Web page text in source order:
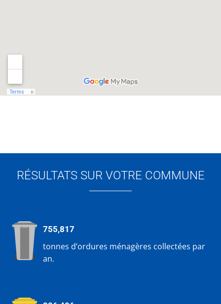
RÉSULTATS SUR VOTRE COMMUNE
755,817
tonnes d’ordures ménagères collectées par
an.